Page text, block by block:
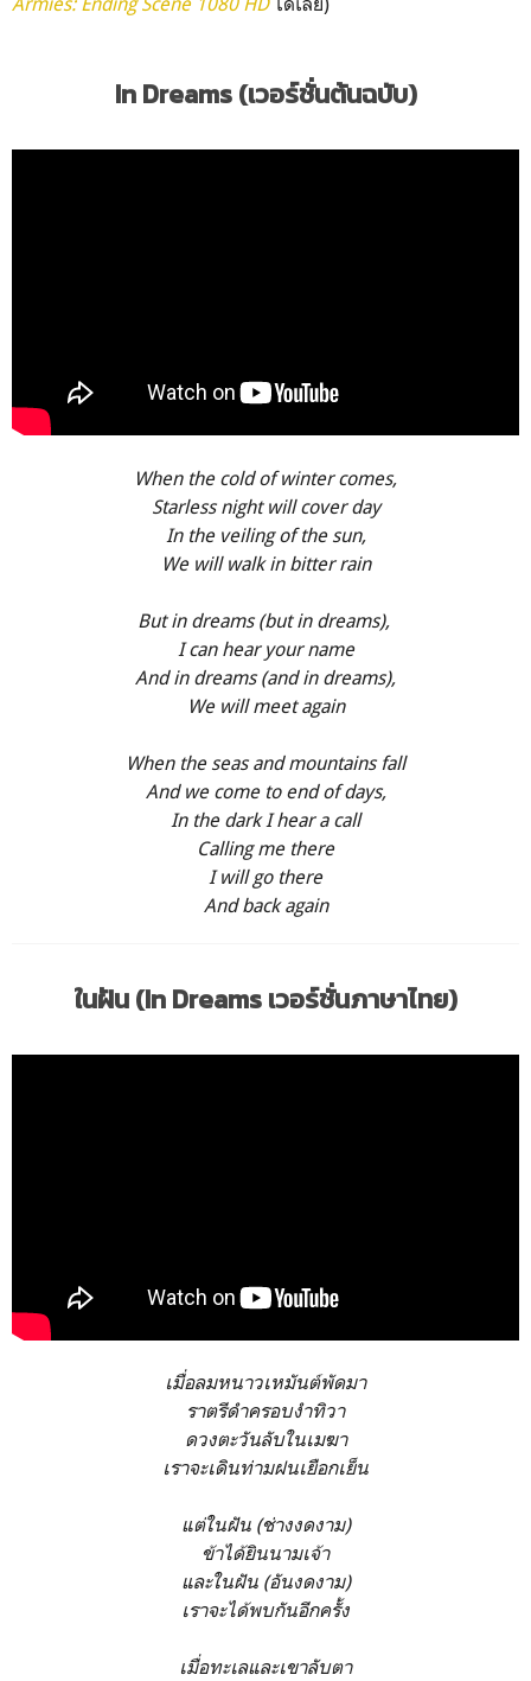
In Dreams (เวอร์ชั่นต้นฉบับ)
When the cold of winter comes,
Starless night will cover day
In the veiling of the sun,
We will walk in bitter rain
But in dreams (but in dreams),
I can hear your name
And in dreams (and in dreams),
We will meet again
When the seas and mountains fall
And we come to end of days,
In the dark I hear a call
Calling me there
I will go there
And back again
ในฝัน (In Dreams เวอร์ชั่นภาษาไทย)
เมื่อลมหนาวเหมันต์พัดมา
ราตรีดำครอบงำทิวา
ดวงตะวันลับในเมฆา
เราจะเดินท่ามฝนเยือกเย็น
แต่ในฝัน (ช่างงดงาม)
ข้าได้ยินนามเจ้า
และในฝัน (อันงดงาม)
เราจะได้พบกันอีกครั้ง
เมื่อทะเลและเขาลับตา